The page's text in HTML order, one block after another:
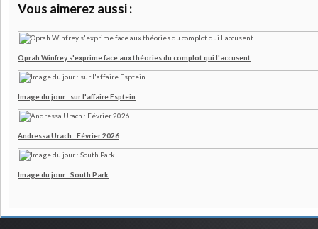
Vous aimerez aussi :
Oprah Winfrey s'exprime face aux théories du complot qui l'accusent
Image du jour : sur l'affaire Esptein
Andressa Urach : Février 2026
Image du jour : South Park